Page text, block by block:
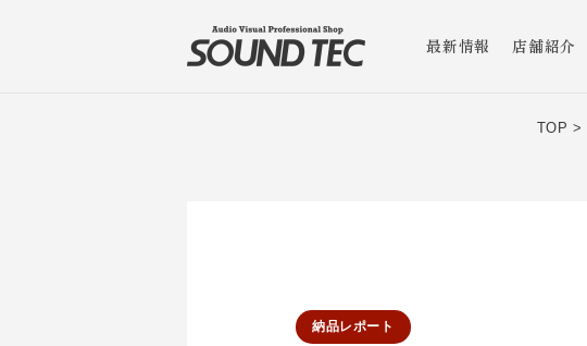
最新情報 店舗紹介
TOP >
納品レポート